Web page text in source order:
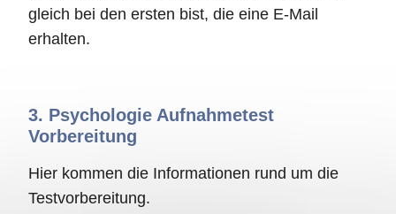
gleich bei den ersten bist, die eine E-Mail
erhalten.
3. Psychologie Aufnahmetest
Vorbereitung
Hier kommen die Informationen rund um die
Testvorbereitung.